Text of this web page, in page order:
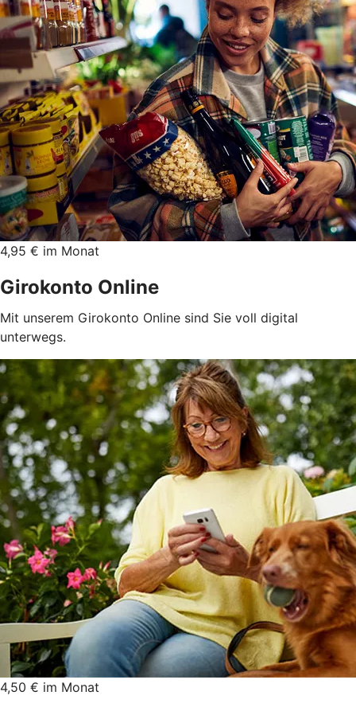
4,95 € im Monat
Girokonto Online
Mit unserem Girokonto Online sind Sie voll digital
unterwegs.
4,50 € im Monat